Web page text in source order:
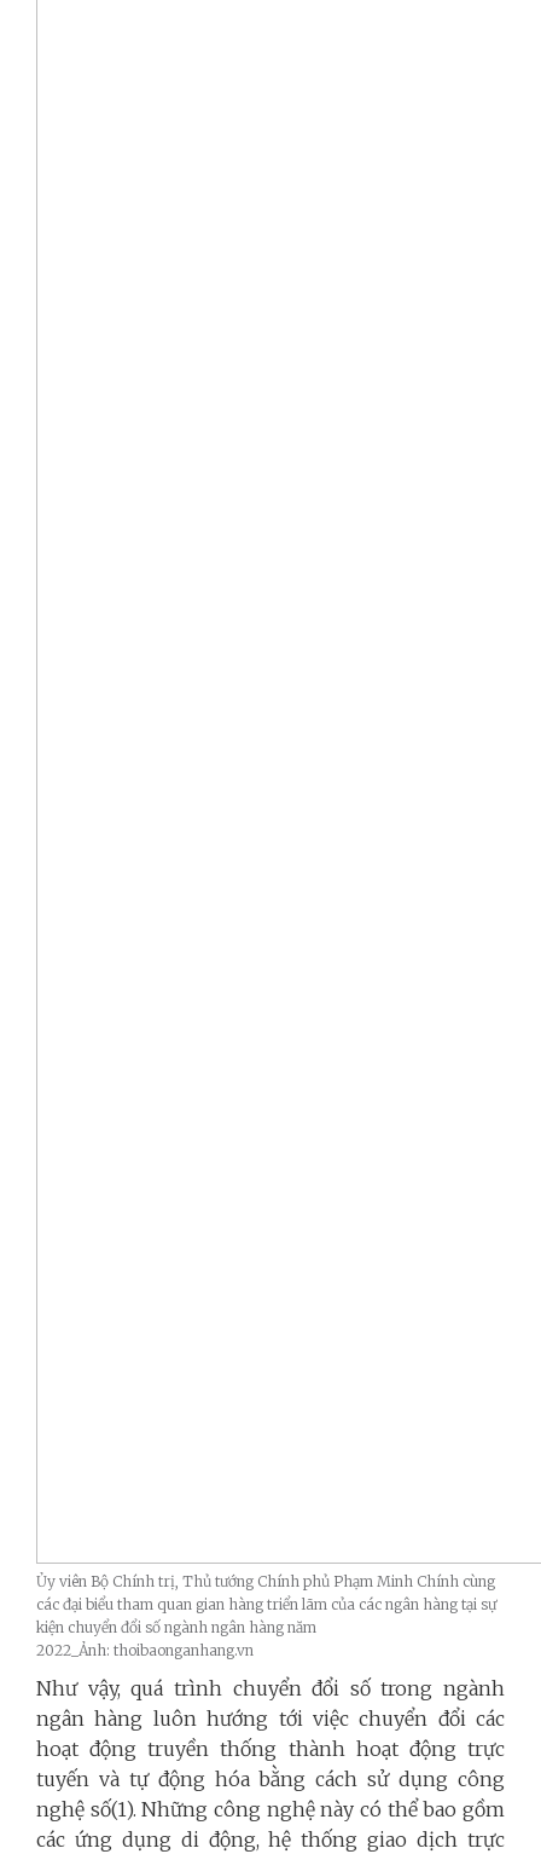
Ủy viên Bộ Chính trị, Thủ tướng Chính phủ Phạm Minh Chính cùng
các đại biểu tham quan gian hàng triển lãm của các ngân hàng tại sự
kiện chuyển đổi số ngành ngân hàng năm
2022_Ảnh: thoibaonganhang.vn
Như vậy, quá trình chuyển đổi số trong ngành
ngân hàng luôn hướng tới việc chuyển đổi các
hoạt động truyền thống thành hoạt động trực
tuyến và tự động hóa bằng cách sử dụng công
nghệ số(1). Những công nghệ này có thể bao gồm
các ứng dụng di động, hệ thống giao dịch trực